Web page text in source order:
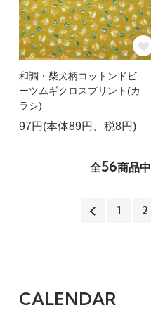
和調・柴犬柄コットンドビ
ーツムギクロスプリント(カ
ラシ)
97円(本体89円、税8円)
全56商品中
1 2
CALENDAR